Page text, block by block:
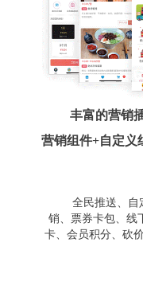
丰富的营销
营销组件+自定义
全民推送、自
销、票券卡包、线
卡、会员积分、砍